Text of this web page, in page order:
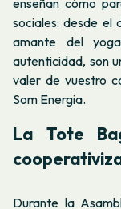
enseñan cómo
sociales: desde el
amante del
autenticidad, son
valer de vuestro
Som Energia.
La Tote
Durante la